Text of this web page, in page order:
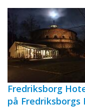
Fredriksborg
på Fredriksborgs